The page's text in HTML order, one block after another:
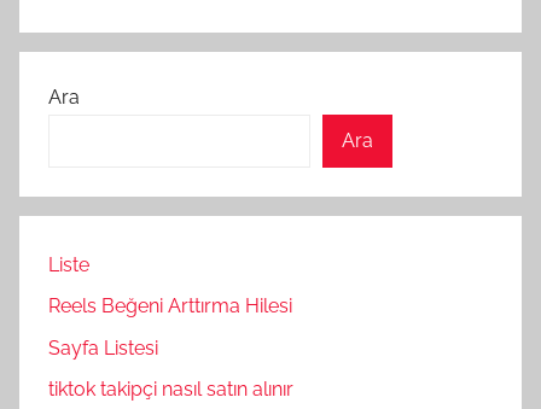
Ara
Ara
Liste
Reels Beğeni Arttırma Hilesi
Sayfa Listesi
tiktok takipçi nasıl satın alınır